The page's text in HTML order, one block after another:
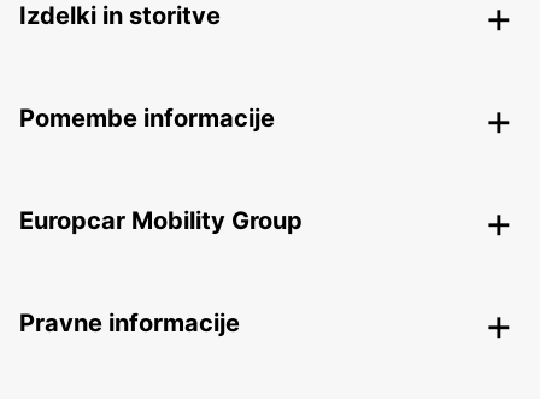
Izdelki in storitve
Pomembe informacije
Europcar Mobility Group
Pravne informacije